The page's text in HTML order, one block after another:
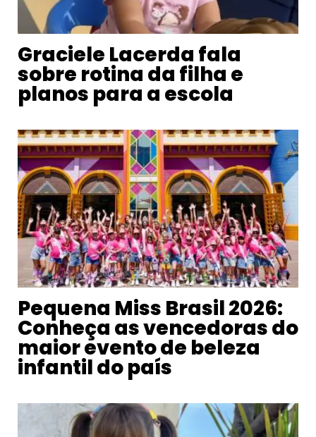
Graciele Lacerda fala
sobre rotina da filha e
planos para a escola
Pequena Miss Brasil 2026:
Conheça as vencedoras do
maior evento de beleza
infantil do país